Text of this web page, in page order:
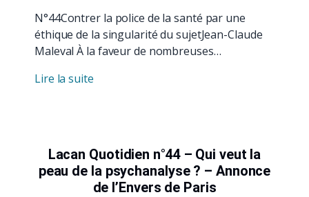
N°44Contrer la police de la santé par une
éthique de la singularité du sujetJean-Claude
Maleval À la faveur de nombreuses…
Lire la suite
Lacan Quotidien n°44 – Qui veut la
peau de la psychanalyse ? – Annonce
de l’Envers de Paris